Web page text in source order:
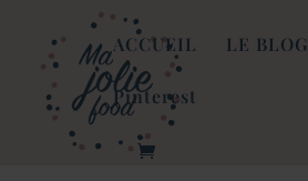
ACCUEIL LE BLOG
Pinterest